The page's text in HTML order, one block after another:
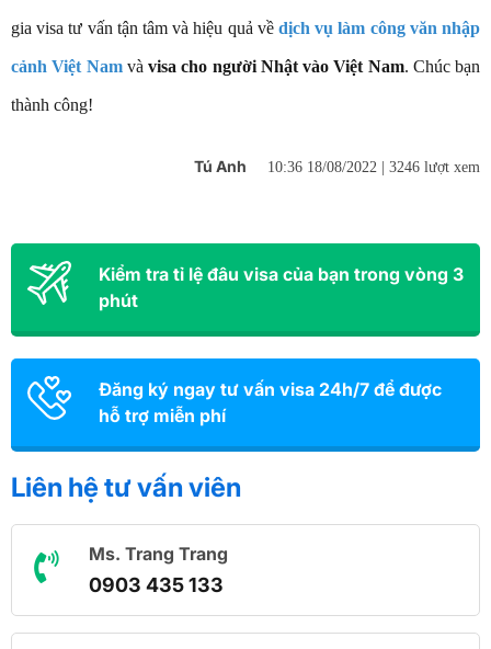
gia visa tư vấn tận tâm và hiệu quả về dịch vụ làm công văn nhập
cảnh Việt Namvà visa cho người Nhật vào Việt Nam. Chúc bạn
thành công!
Tú Anh 10:36 18/08/2022 | 3246 lượt xem
Kiểm tra tỉ lệ đâu visa của bạn trong vòng 3
phút
Đăng ký ngay tư vấn visa 24h/7 để được
hỗ trợ miễn phí
Liên hệ tư vấn viên
Ms. Trang Trang
0903 435 133